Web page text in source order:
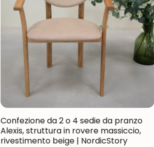
Confezione da 2 o 4 sedie da pranzo
Alexis, struttura in rovere massiccio,
rivestimento beige | NordicStory